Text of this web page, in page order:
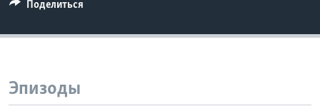
Поделиться
Эпизоды